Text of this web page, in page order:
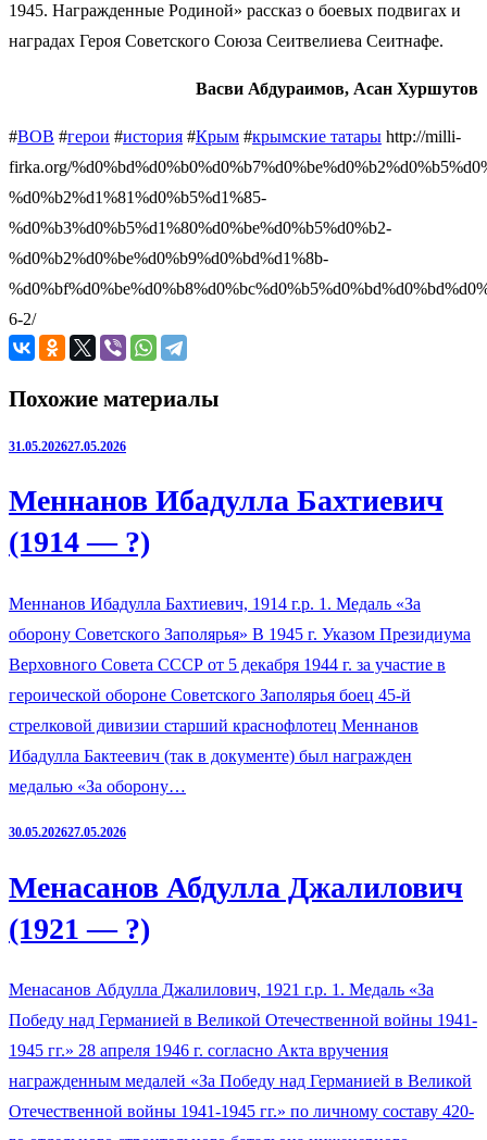
1945. Награжденные Родиной» рассказ о боевых подвигах и
наградах Героя Советского Союза Сеитвелиева Сеитнафе.
Васви Абдураимов, Асан Хуршутов
#ВОВ #герои #история #Крым #крымские татары http://milli-
firka.org/
%d0%b2%d1%81%d0%b5%d1%85-
%d0%b3%d0%b5%d1%80%d0%be%d0%b5%d0%b2-
%d0%b2%d0%be%d0%b9%d0%bd%d1%8b-
6-2/
Похожие материалы
31.05.202627.05.2026
Меннанов Ибадулла Бахтиевич
(1914 — ?)
Меннанов Ибадулла Бахтиевич, 1914 г.р. 1. Медаль «За
оборону Советского Заполярья» В 1945 г. Указом Президиума
Верховного Совета СССР от 5 декабря 1944 г. за участие в
героической обороне Советского Заполярья боец 45-й
стрелковой дивизии старший краснофлотец Меннанов
Ибадулла Бактеевич (так в документе) был награжден
медалью «За оборону…
30.05.202627.05.2026
Менасанов Абдулла Джалилович
(1921 — ?)
Менасанов Абдулла Джалилович, 1921 г.р. 1. Медаль «За
Победу над Германией в Великой Отечественной войны 1941-
1945 гг.» 28 апреля 1946 г. согласно Акта вручения
награжденным медалей «За Победу над Германией в Великой
Отечественной войны 1941-1945 гг.» по личному составу 420-